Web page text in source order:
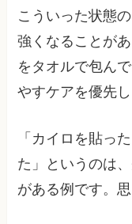
こういった状態
強くなることが
をタオルで包ん
やすケアを優先し
「カイロを貼っ
た」というのは
がある例です。